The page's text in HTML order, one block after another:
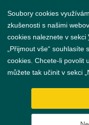
Soubory cookies
zkušenosti s našimi
cookies naleznete v sekci
„Přijmout vše“
cookies. Chcete-li povolit
můžete tak učinit v sekci